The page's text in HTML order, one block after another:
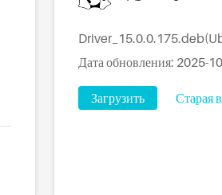
Дата обновления: 2025-
Загрузить Старая